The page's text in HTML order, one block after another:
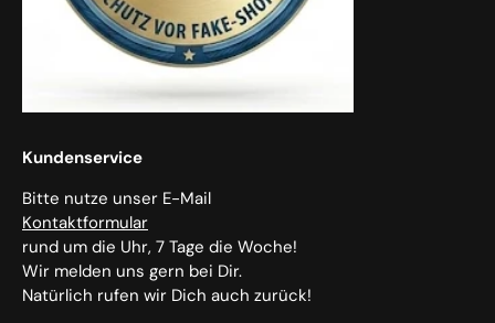
Kundenservice
Bitte nutze unser E-Mail
Kontaktformular
rund um die Uhr, 7 Tage die Woche!
Wir melden uns gern bei Dir.
Natürlich rufen wir Dich auch zurück!